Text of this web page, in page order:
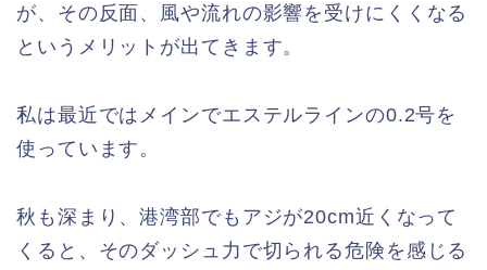
が、その反面、風や流れの影響を受けにくくなる
というメリットが出てきます。
私は最近ではメインでエステルラインの0.2号を
使っています。
秋も深まり、港湾部でもアジが20cm近くなって
くると、そのダッシュ力で切られる危険を感じる